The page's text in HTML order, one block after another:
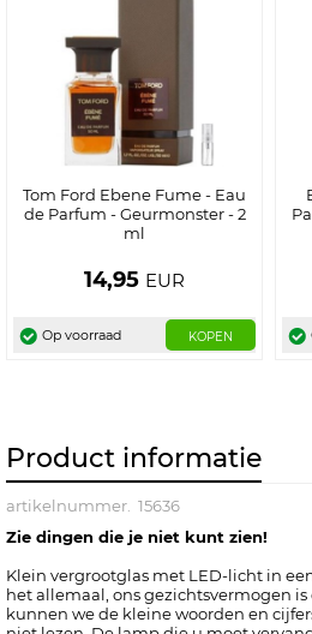
Tom Ford Ebene Fume - Eau
de Parfum - Geurmonster - 2
ml
14,95 EUR
Op voorraad KOPEN
Product informatie
artikelnummer. 15636
Zie dingen die je niet kunt zien!
Klein vergrootglas met LED-licht in
het allemaal, ons gezichtsvermogen
kunnen we de kleine woorden en